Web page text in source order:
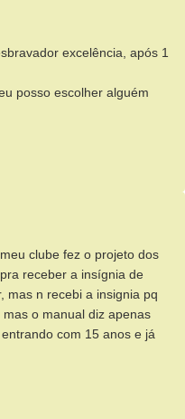
excelência, após 1
posso escolher alguém
clube fez o projeto dos
receber a insígnia de
mas n recebi a insignia pq
o manual diz apenas
com 15 anos e já